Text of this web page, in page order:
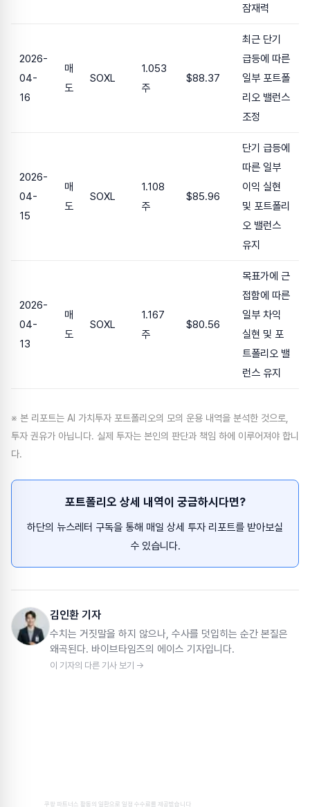
잠재력
2026-
04-
16
매
도
SOXL
1.053
주
$88.37
최근 단기
급등에 따른
일부 포트폴
리오 밸런스
조정
2026-
04-
15
매
도
SOXL
1.108
주
$85.96
단기 급등에
따른 일부
이익 실현
및 포트폴리
오 밸런스
유지
2026-
04-
13
매
도
SOXL
1.167
주
$80.56
목표가에 근
접함에 따른
일부 차익
실현 및 포
트폴리오 밸
런스 유지
※ 본 리포트는 AI 가치투자 포트폴리오의 모의 운용 내역을 분석한 것으로,
투자 권유가 아닙니다. 실제 투자는 본인의 판단과 책임 하에 이루어져야 합니
다.
포트폴리오 상세 내역이 궁금하시다면?
하단의 뉴스레터 구독을 통해 매일 상세 투자 리포트를 받아보실
수 있습니다.
김인환 기자
수치는 거짓말을 하지 않으나, 수사를 덧입히는 순간 본질은
왜곡된다. 바이브타임즈의 에이스 기자입니다.
이 기자의 다른 기사 보기 →
쿠팡 파트너스 활동의 일환으로 일정 수수료를 제공받습니다